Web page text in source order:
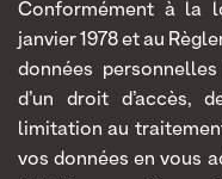
Conformément à la
janvier 1978 et au
données personnelles
d’un droit d’accès,
limitation au
vos données en vous